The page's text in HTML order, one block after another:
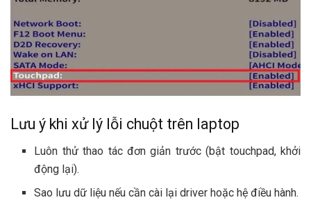
Lưu ý khi xử lý lỗi chuột trên laptop
Luôn thử thao tác đơn giản trước (bật touchpad, khởi
động lại).
Sao lưu dữ liệu nếu cần cài lại driver hoặc hệ điều hành.